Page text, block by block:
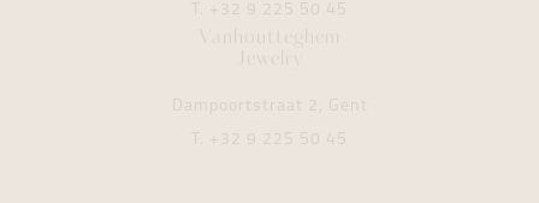
T. +32 9 225 50 45
Vanhoutteghem
Jewelry
Dampoortstraat 2, Gent
T. +32 9 225 50 45